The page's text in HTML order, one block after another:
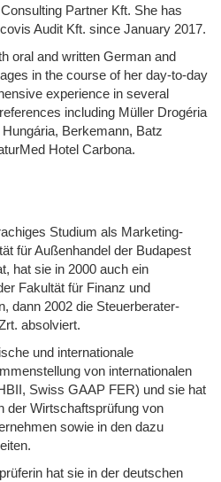
Partner Kft. She has
Audit Kft. since January 2017.
oral and written German and
in the course of her day-to-day
experience in several
including Müller Drogéria
Berkemann, Batz
Hotel Carbona.
Studium als Marketing-
für Außenhandel der Budapest
hat sie in 2000 auch ein
Fakultät für Finanz und
dann 2002 die Steuerberater-
absolviert.
und internationale
von internationalen
Swiss GAAP FER) und sie hat
der Wirtschaftsprüfung von
sowie in den dazu
hat sie in der deutschen